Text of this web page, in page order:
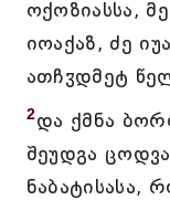
ოქოზიასსა,
იოაქაზ, ძე
ათჩჳდმეტ
2და ქმნა
შეუდგა
ნაბატისასა,